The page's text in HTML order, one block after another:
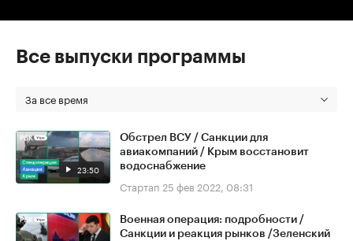
Все выпуски программы
За все время
23:50
Обстрел ВСУ / Санкции для
авиакомпаний / Крым восстановит
водоснабжение
Стартап 25 фев 2022, 08:31
Военная операция: подробности /
Санкции и реакция рынков /Зеленский